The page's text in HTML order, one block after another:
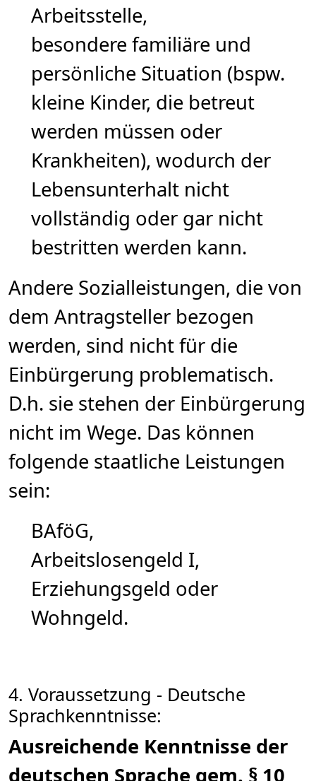
Arbeitsstelle,
besondere familiäre und
persönliche Situation (bspw.
kleine Kinder, die betreut
werden müssen oder
Krankheiten), wodurch der
Lebensunterhalt nicht
vollständig oder gar nicht
bestritten werden kann.
Andere Sozialleistungen, die von
dem Antragsteller bezogen
werden, sind nicht für die
Einbürgerung problematisch.
D.h. sie stehen der Einbürgerung
nicht im Wege. Das können
folgende staatliche Leistungen
sein:
BAföG,
Arbeitslosengeld I,
Erziehungsgeld oder
Wohngeld.
4. Voraussetzung - Deutsche
Sprachkenntnisse:
Ausreichende Kenntnisse der
deutschen Sprache gem. § 10